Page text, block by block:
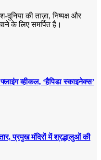
दुनिया की ताज़ा, निष्पक्ष और
के लिए समर्पित है।
व्हीकल, ‘हैपिडा स्काइनेक्स’
प्रमुख मंदिरों में श्रद्धालुओं की